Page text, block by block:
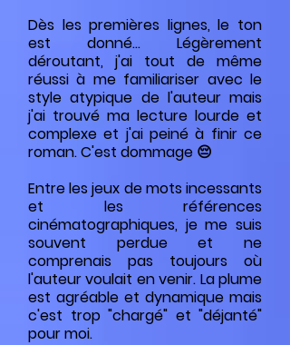
Dès les premières lignes, le ton
est donné... Légèrement
déroutant, j'ai tout de même
réussi à me familiariser avec le
style atypique de l'auteur mais
j'ai trouvé ma lecture lourde et
complexe et j'ai peiné à finir ce
roman. C'est dommage 😔
Entre les jeux de mots incessants
et les références
cinématographiques, je me suis
souvent perdue et ne
comprenais pas toujours où
l'auteur voulait en venir. La plume
est agréable et dynamique mais
c'est trop "chargé" et "déjanté"
pour moi.